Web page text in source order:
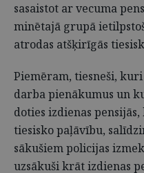
sasaistot ar vecuma
minētajā grupā
atrodas atšķirīgās
Piemēram, tiesneši,
darba pienākumus un
doties izdienas
tiesisko paļāvību,
sākušiem policijas
uzsākuši krāt izdienas